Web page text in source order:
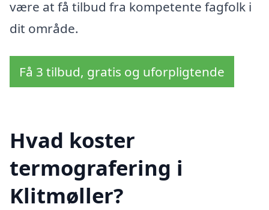
være at få tilbud fra kompetente fagfolk i
dit område.
Få 3 tilbud, gratis og uforpligtende
Hvad koster
termografering i
Klitmøller?